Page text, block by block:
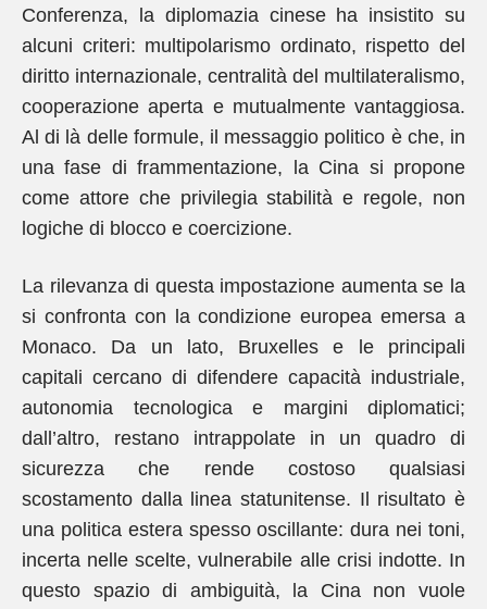
Conferenza, la diplomazia cinese ha insistito su
alcuni criteri: multipolarismo ordinato, rispetto del
diritto internazionale, centralità del multilateralismo,
cooperazione aperta e mutualmente vantaggiosa.
Al di là delle formule, il messaggio politico è che, in
una fase di frammentazione, la Cina si propone
come attore che privilegia stabilità e regole, non
logiche di blocco e coercizione.
La rilevanza di questa impostazione aumenta se la
si confronta con la condizione europea emersa a
Monaco. Da un lato, Bruxelles e le principali
capitali cercano di difendere capacità industriale,
autonomia tecnologica e margini diplomatici;
dall’altro, restano intrappolate in un quadro di
sicurezza che rende costoso qualsiasi
scostamento dalla linea statunitense. Il risultato è
una politica estera spesso oscillante: dura nei toni,
incerta nelle scelte, vulnerabile alle crisi indotte. In
questo spazio di ambiguità, la Cina non vuole